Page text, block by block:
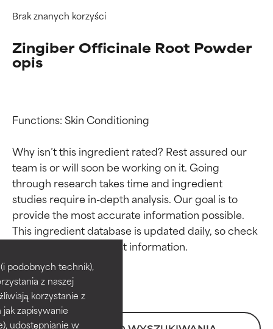
podobnych technik),
z naszej
korzystanie z
zapisywanie
udostępnianie w
Brak znanych korzyści
Zingiber Officinale Root Powder
opis
Functions: Skin Conditioning
Why isn’t this ingredient rated? Rest assured our
team is or will soon be working on it. Going
through research takes time and ingredient
studies require in-depth analysis. Our goal is to
provide the most accurate information possible.
This ingredient database is updated daily, so check
Oceny składników
BEST
Udowodnione i potwierdzone
przez niezależne badania.
Oceny składników
BEST
Udowodnione i potwierdzone
przez niezależne badania.